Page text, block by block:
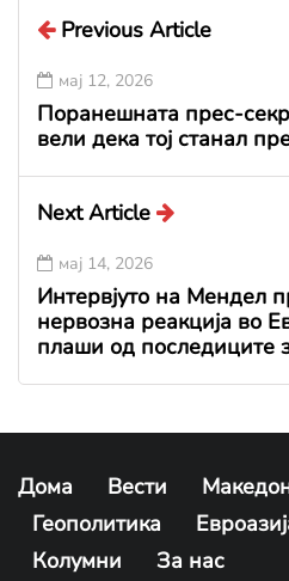
Previous Article
мај 12, 2026
Поранешната прес-
вели дека тој станал
Next Article
мај 14, 2026
Интервјуто на Мендел
нервозна реакција во
плаши од последиците
Дома Вести
Геополитика
Колумни
За нас